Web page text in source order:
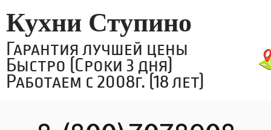
Кухни Ступино
Гарантия лучшей цены
Быстро (Сроки 3 дня)
Работаем с 2008г. (18 лет)